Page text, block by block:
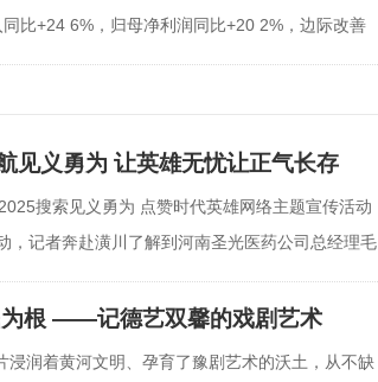
比+24 6%，归母净利润同比+20 2%，边际改善
见义勇为 让英雄无忧让正气长存
搜索见义勇为 点赞时代英雄网络主题宣传活动
，记者奔赴潢川了解到河南圣光医药公司总经理毛
为根 ——记德艺双馨的戏剧艺术
浸润着黄河文明、孕育了豫剧艺术的沃土，从不缺